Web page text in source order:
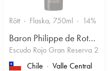
13.5% Kryddigt & Mustigt
, Côtes du Rhône
Rött Flaska, 750ml 14%
Baron Philippe de Rothschild Chile SA
Escudo Rojo Gran Reserva 2022
Chile
Valle Central